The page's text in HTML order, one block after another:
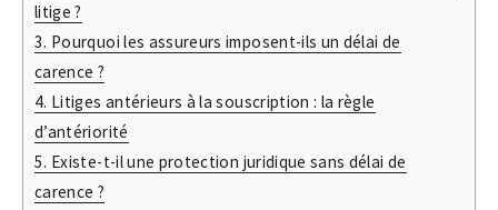
litige ?
3. Pourquoi les assureurs imposent-ils un délai de
carence ?
4. Litiges antérieurs à la souscription : la règle
d’antériorité
5. Existe-t-il une protection juridique sans délai de
carence ?